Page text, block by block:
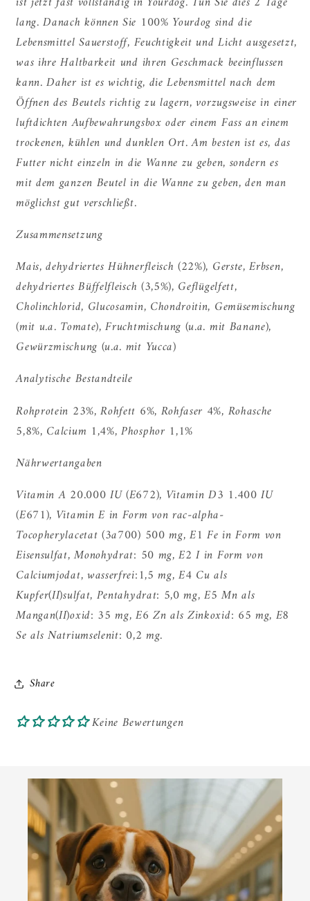
lang. Danach können Sie 100% Yourdog sind die
Lebensmittel Sauerstoff, Feuchtigkeit und Licht ausgesetzt,
was ihre Haltbarkeit und ihren Geschmack beeinflussen
kann. Daher ist es wichtig, die Lebensmittel nach dem
Öffnen des Beutels richtig zu lagern, vorzugsweise in einer
luftdichten Aufbewahrungsbox oder einem Fass an einem
trockenen, kühlen und dunklen Ort. Am besten ist es, das
Futter nicht einzeln in die Wanne zu geben, sondern es
mit dem ganzen Beutel in die Wanne zu geben, den man
möglichst gut verschließt.
Zusammensetzung
Mais, dehydriertes Hühnerfleisch (22%), Gerste, Erbsen,
dehydriertes Büffelfleisch (3,5%), Geflügelfett,
Cholinchlorid, Glucosamin, Chondroitin, Gemüsemischung
(mit u.a. Tomate), Fruchtmischung (u.a. mit Banane),
Gewürzmischung (u.a. mit Yucca)
Analytische Bestandteile
Rohprotein 23%, Rohfett 6%, Rohfaser 4%, Rohasche
5,8%, Calcium 1,4%, Phosphor 1,1%
Nährwertangaben
Vitamin A 20.000 IU (E672), Vitamin D3 1.400 IU
(E671), Vitamin E in Form von rac-alpha-
Tocopherylacetat (3a700) 500 mg, E1 Fe in Form von
Eisensulfat, Monohydrat: 50 mg, E2 I in Form von
Calciumjodat, wasserfrei:1,5 mg, E4 Cu als
Kupfer(II)sulfat, Pentahydrat: 5,0 mg, E5 Mn als
Mangan(II)oxid: 35 mg, E6 Zn als Zinkoxid: 65 mg, E8
Se als Natriumselenit: 0,2 mg.
Share
Keine Bewertungen